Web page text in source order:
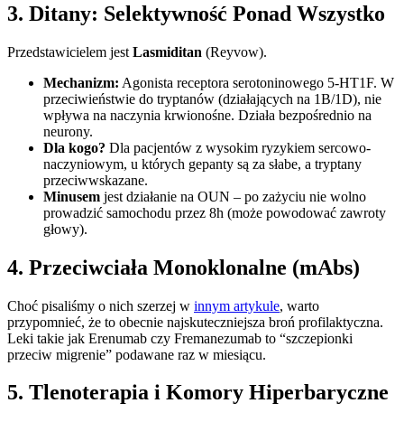
3. Ditany: Selektywność Ponad Wszystko
Przedstawicielem jest Lasmiditan (Reyvow).
Mechanizm: Agonista receptora serotoninowego 5-HT1F. W
przeciwieństwie do tryptanów (działających na 1B/1D), nie
wpływa na naczynia krwionośne. Działa bezpośrednio na
neurony.
Dla kogo? Dla pacjentów z wysokim ryzykiem sercowo-
naczyniowym, u których gepanty są za słabe, a tryptany
przeciwwskazane.
Minusem jest działanie na OUN – po zażyciu nie wolno
prowadzić samochodu przez 8h (może powodować zawroty
głowy).
4. Przeciwciała Monoklonalne (mAbs)
Choć pisaliśmy o nich szerzej w innym artykule, warto
przypomnieć, że to obecnie najskuteczniejsza broń profilaktyczna.
Leki takie jak Erenumab czy Fremanezumab to “szczepionki
przeciw migrenie” podawane raz w miesiącu.
5. Tlenoterapia i Komory Hiperbaryczne